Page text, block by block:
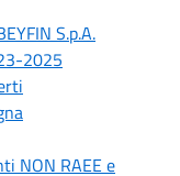
S.p.A.
2025
NON RAEE e